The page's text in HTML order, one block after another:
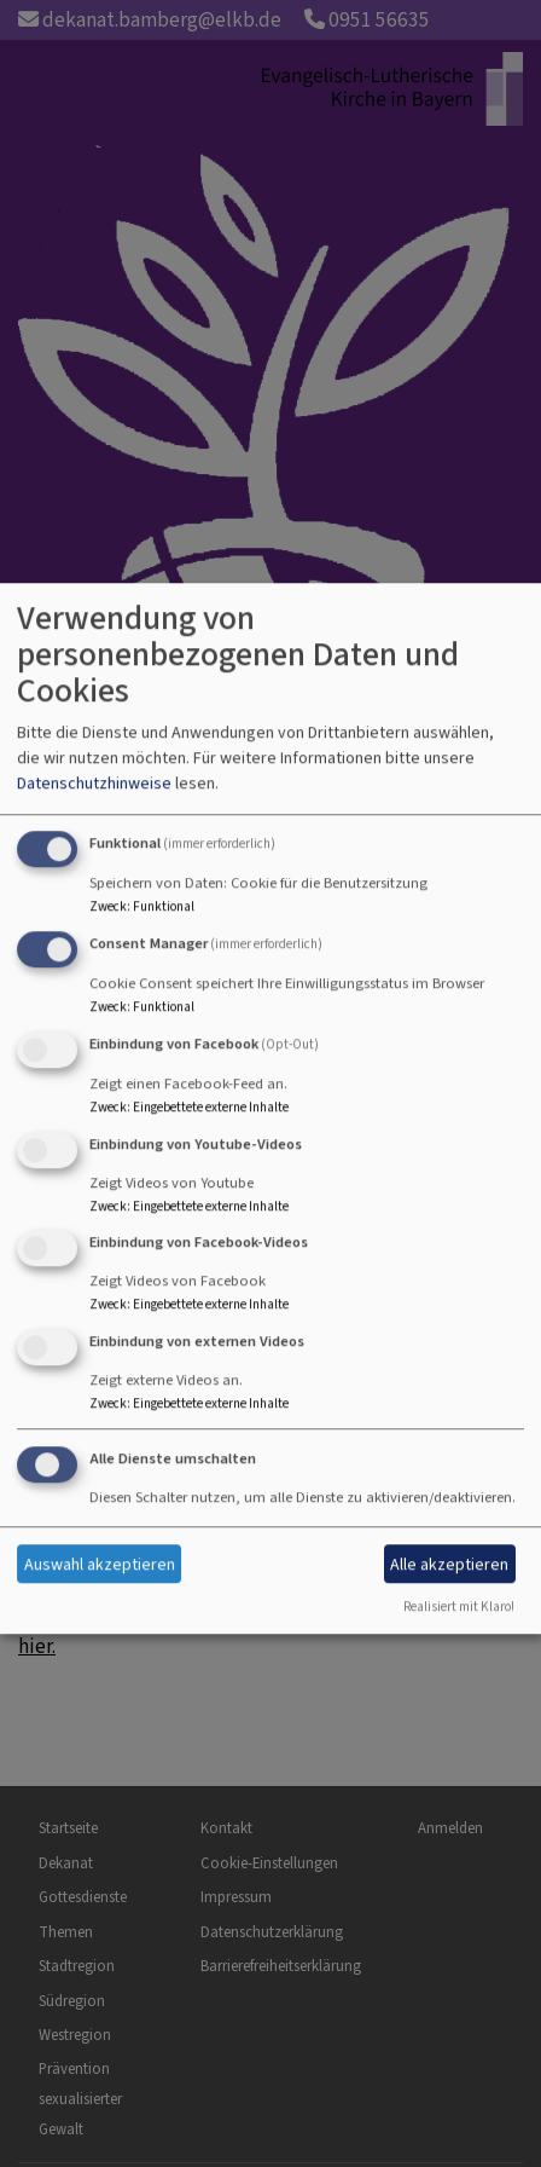
Direktdekanat.bamberg@elkb.de 0951 56635
Evangelisch-Lutherisches Dekanat
Bamberg
Kirche auf gutem Grund
Hauptnavigation
Startseite Pilgern
Pilgern ist Beten mit den Füßen!
Wegstrecke und lässt sich bewusst auf das Gehen und
Erfahrungen in der Natur ein. Für Menschen, die gerne
pilgern, ist das Gehen in der Natur, oft zu einem
bestimmten Ort hin, eine ganz besondere
Glaubenserfahrung.
In St. Matthäus in Gaustadt finden regelmäßig
Pilgertouren statt. Auch Menschen, die nicht zur
Gemeinde St. Matthäus gehören, sind ganz herzlich
Weitere Informationen gibt es
hier.
Hauptnavigation
Startseite
Dekanat
Gottesdienste
Themen
Stadtregion
Südregion
Westregion
Prävention
sexualisierter
Gewalt
Fußbereichsmenü
Kontakt
Cookie-Einstellungen
Impressum
Datenschutzerklärung
Barrierefreiheitserklärung
Benutzermenü
Anmelden
Verwendung von
personenbezogenen Daten und
Cookies
Bitte die Dienste und Anwendungen von Drittanbietern auswählen,
die wir nutzen möchten. Für weitere Informationen bitte unsere
Datenschutzhinweise lesen.
Funktional (immer erforderlich)
Speichern von Daten: Cookie für die Benutzersitzung
Zweck: Funktional
Consent Manager (immer erforderlich)
Cookie Consent speichert Ihre Einwilligungsstatus im Browser
Zweck: Funktional
Einbindung von Facebook (Opt-Out)
Zeigt einen Facebook-Feed an.
Zweck: Eingebettete externe Inhalte
Einbindung von Youtube-Videos
Zeigt Videos von Youtube
Zweck: Eingebettete externe Inhalte
Einbindung von Facebook-Videos
Zeigt Videos von Facebook
Zweck: Eingebettete externe Inhalte
Einbindung von externen Videos
Zeigt externe Videos an.
Zweck: Eingebettete externe Inhalte
Alle Dienste umschalten
Diesen Schalter nutzen, um alle Dienste zu aktivieren/deaktivieren.
Auswahl akzeptieren Alle akzeptieren
Realisiert mit Klaro!